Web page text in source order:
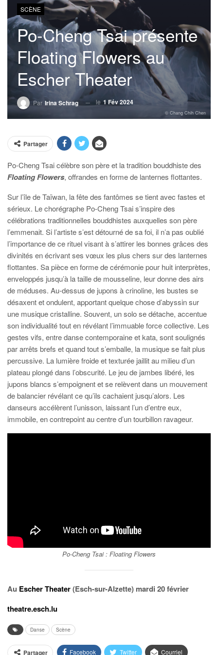
SCÈNE
Po-Cheng Tsai présente
Floating Flowers au
Escher Theater
Par Irina Schrag le 1 Fév 2024
© Chang Chih Chen
Partager
Po-Cheng Tsai célèbre son père et la tradition bouddhiste des
Floating Flowers, offrandes en forme de lanternes flottantes.
Sur l’île de Taïwan, la fête des fantômes se tient avec fastes et
sérieux. Le chorégraphe Po-Cheng Tsai s’inspire des
célébrations traditionnelles bouddhistes auxquelles son père
l’emmenait. Si l’artiste s’est détourné de sa foi, il n’a pas oublié
l’importance de ce rituel visant à s’attirer les bonnes grâces des
divinités en écrivant ses vœux les plus chers sur des lanternes
flottantes. Sa pièce en forme de cérémonie pour huit interprètes,
enveloppés jusqu’à la taille de mousseline, leur donne des airs
de méduses. Au-dessus de jupons à crinoline, les bustes se
désaxent et ondulent, apportant quelque chose d’abyssin sur
une musique cristalline. Souvent, un solo se détache, accentue
son individualité tout en révélant l’immuable force collective. Les
gestes vifs, entre danse contemporaine et kata, sont soulignés
par arrêts brefs et quand tout s’emballe, la musique se fait plus
percussive. La lumière froide et texturée jaillit au milieu d’un
plateau plongé dans l’obscurité. Le jeu de jambes libéré, les
jupons blancs s’empoignent et se relèvent dans un mouvement
de balancier révélant ce qu’ils cachaient jusqu’alors. Les
danseurs accélèrent l’unisson, laissant l’un d’entre eux,
immobile, en contrepoint au centre d’un tourbillon ravageur.
Po-Cheng Tsai : Floating Flowers
Au Escher Theater(Esch-sur-Alzette) mardi 20 février
theatre.esch.lu
Danse Scène
Partager Facebook Twitter Courriel